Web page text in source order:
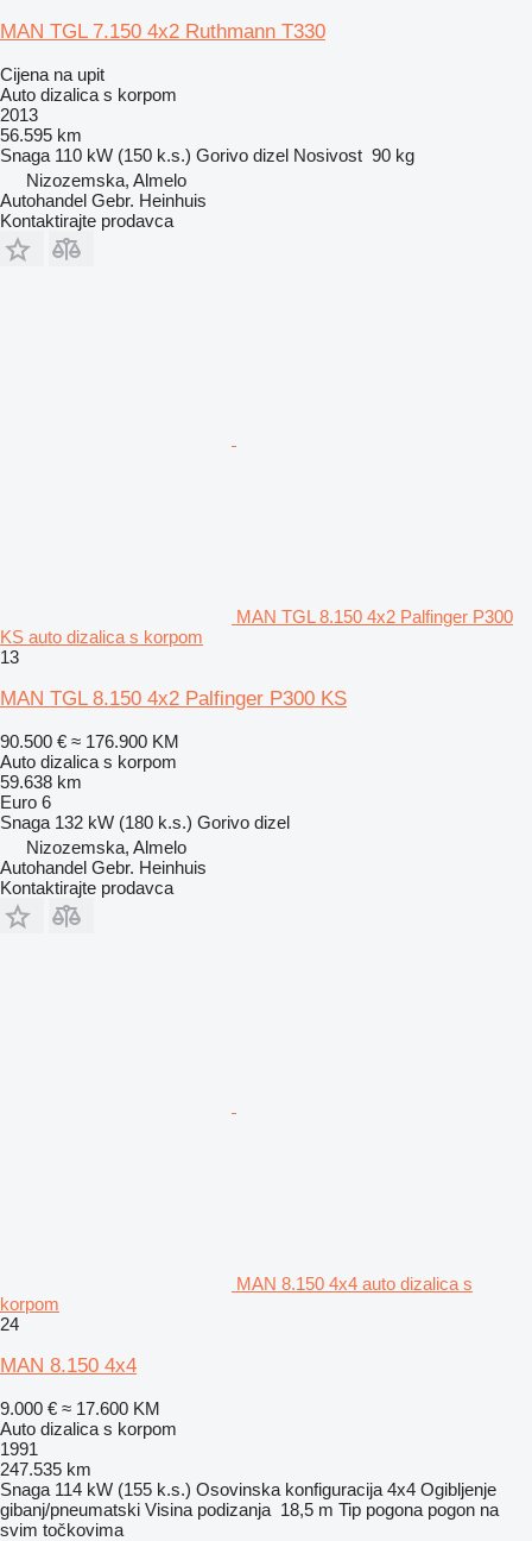
MAN TGL 7.150 4x2 Ruthmann T330
Cijena na upit
Auto dizalica s korpom
2013
56.595 km
Snaga 110 kW (150 k.s.) Gorivo dizel Nosivost 90 kg
Nizozemska, Almelo
Autohandel Gebr. Heinhuis
Kontaktirajte prodavca
MAN TGL 8.150 4x2 Palfinger P300
KS auto dizalica s korpom
13
MAN TGL 8.150 4x2 Palfinger P300 KS
90.500 € ≈ 176.900 KM
Auto dizalica s korpom
59.638 km
Euro 6
Snaga 132 kW (180 k.s.) Gorivo dizel
Nizozemska, Almelo
Autohandel Gebr. Heinhuis
Kontaktirajte prodavca
MAN 8.150 4x4 auto dizalica s
korpom
24
MAN 8.150 4x4
9.000 € ≈ 17.600 KM
Auto dizalica s korpom
1991
247.535 km
Snaga 114 kW (155 k.s.) Osovinska konfiguracija 4x4 Ogibljenje
gibanj/pneumatski Visina podizanja 18,5 m Tip pogona pogon na
svim točkovima